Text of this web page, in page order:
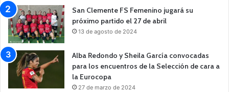
San Clemente FS Femenino jugará su
próximo partido el 27 de abril
13 de agosto de 2024
Alba Redondo y Sheila García convocadas
para los encuentros de la Selección de cara a
la Eurocopa
27 de marzo de 2024